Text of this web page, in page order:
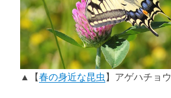
▲【春の身近な昆虫 】アゲハチョウ